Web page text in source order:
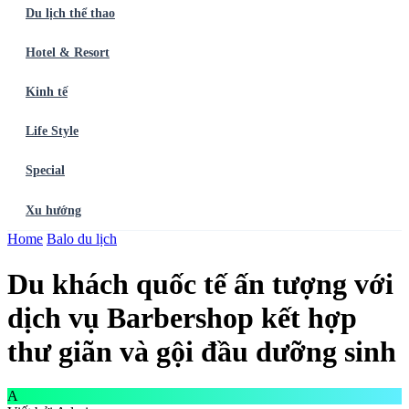
Du lịch thể thao
Hotel & Resort
Kinh tế
Life Style
Special
Xu hướng
Trang chủẨm thực
KÝ NGAY
Home Balo du lịch
Du khách quốc tế ấn tượng với
dịch vụ Barbershop kết hợp
thư giãn và gội đầu dưỡng sinh
A